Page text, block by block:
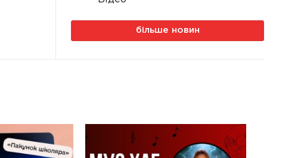
більше новин